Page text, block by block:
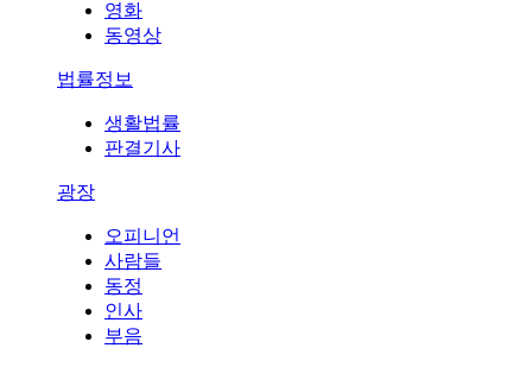
영화
동영상
법률정보
생활법률
판결기사
광장
오피니언
사람들
동정
인사
부음